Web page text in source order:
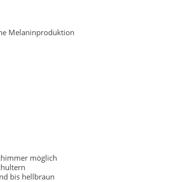
Melaninproduktion
möglich
bis hellbraun